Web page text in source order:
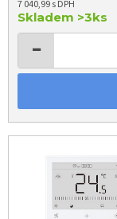
7 040,99 s DPH
Skladem >3ks
−